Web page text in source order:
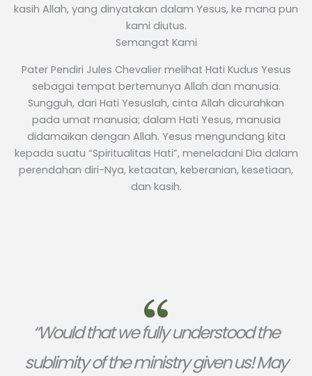
kasih Allah, yang dinyatakan dalam Yesus, ke mana pun
kami diutus.
Semangat Kami
Pater Pendiri Jules Chevalier melihat Hati Kudus Yesus
sebagai tempat bertemunya Allah dan manusia.
Sungguh, dari Hati Yesuslah, cinta Allah dicurahkan
pada umat manusia; dalam Hati Yesus, manusia
didamaikan dengan Allah. Yesus mengundang kita
kepada suatu “Spiritualitas Hati”, meneladani Dia dalam
perendahan diri-Nya, ketaatan, keberanian, kesetiaan,
dan kasih.
“Would that we fully understood the
sublimity of the ministry given us! May